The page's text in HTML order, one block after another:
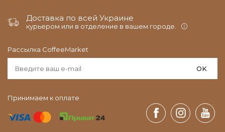
Доставка по всей Украине
курьером или в отделение в вашем городе.
Рассылка CoffeeMarket
OK
Принимаем к оплате